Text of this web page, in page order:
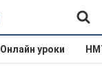
Онлайн уроки